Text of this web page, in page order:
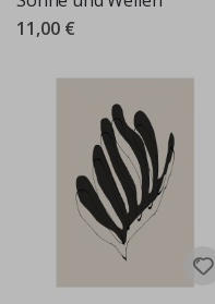
11,00 €